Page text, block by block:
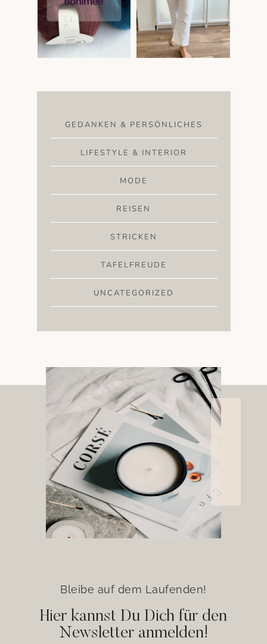
GEDANKEN & PERSÖNLICHES
LIFESTYLE & INTERIOR
MODE
REISEN
STRICKEN
TAFELFREUDE
UNCATEGORIZED
Bleibe auf dem Laufenden!
Hier kannst Du Dich für den
Newsletter anmelden!